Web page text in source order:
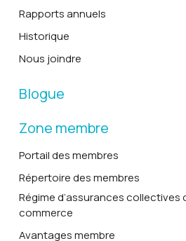
Rapports annuels
Historique
Nous joindre
Blogue
Zone membre
Portail des membres
Répertoire des membres
Régime d’assurances collectives
commerce
Avantages membre